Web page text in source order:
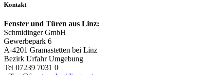
Kontakt
Fenster und Türen aus Linz:
Schmidinger GmbH
Gewerbepark 6
A-4201 Gramastetten bei Linz
Bezirk Urfahr Umgebung
Tel 07239 7031 0